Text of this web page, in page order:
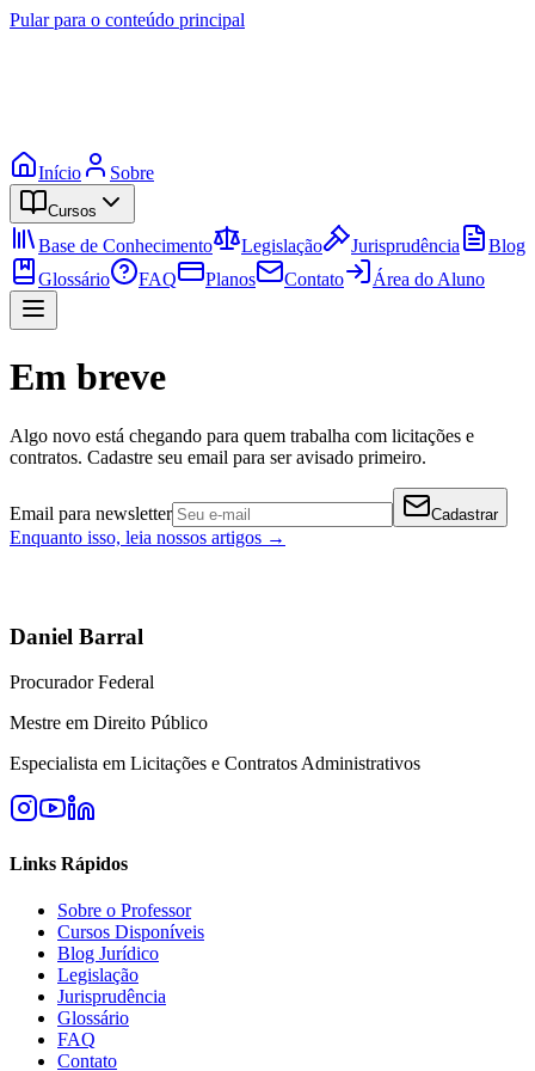
Pular para o conteúdo principal
Início Sobre
Cursos
Base de Conhecimento Legislação Jurisprudência
Blog
Glossário
FAQ Planos Contato Área do Aluno
Em breve
Algo novo está chegando para quem trabalha com licitações e
contratos. Cadastre seu email para ser avisado primeiro.
Email para newsletter Cadastrar
Enquanto isso, leia nossos artigos →
Daniel Barral
Procurador Federal
Mestre em Direito Público
Especialista em Licitações e Contratos Administrativos
Links Rápidos
Sobre o Professor
Cursos Disponíveis
Blog Jurídico
Legislação
Jurisprudência
Glossário
FAQ
Contato